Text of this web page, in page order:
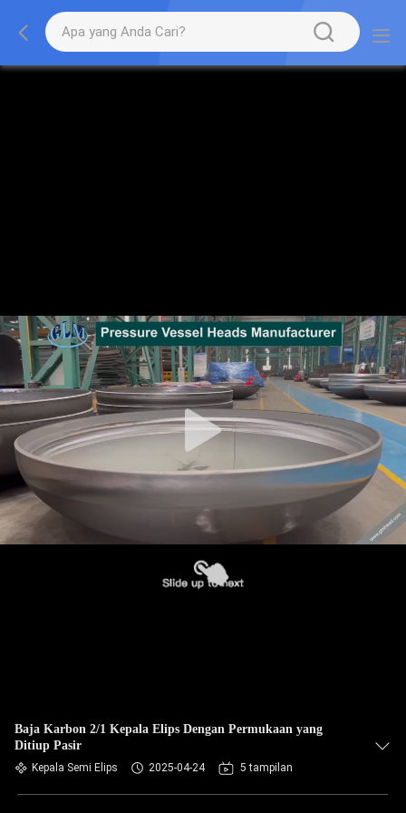
Baja Karbon 2/1 Kepala Elips Dengan Permukaan yang
Ditiup Pasir
Kepala Semi Elips 2025-04-24 5 tampilan